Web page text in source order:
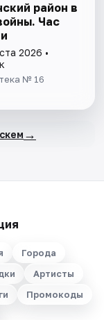
район в
Час
2026 •
№ 16
→
Города
Артисты
Промокоды